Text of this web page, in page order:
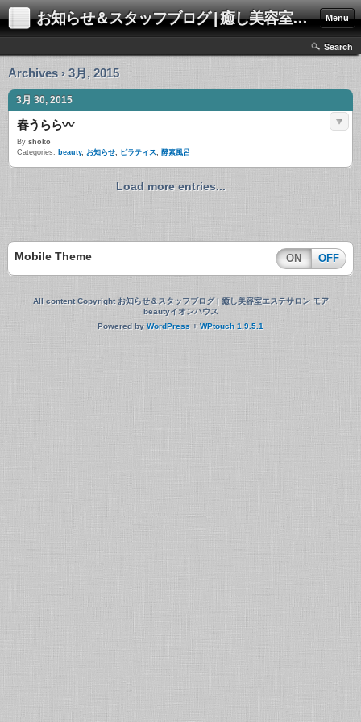
お知らせ＆スタッフブログ | 癒し美容室エステサロン モアbeautyイオンハウス Menu
Search
Archives › 3月, 2015
3月 30, 2015
春うらら〰
By shoko
Categories: beauty, お知らせ, ピラティス, 酵素風呂
Load more entries...
Mobile Theme ON OFF
All content Copyright お知らせ＆スタッフブログ | 癒し美容室エステサロン モア
beautyイオンハウス
Powered by WordPress +WPtouch 1.9.5.1